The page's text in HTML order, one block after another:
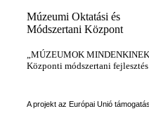
Múzeumi Oktatási és
Módszertani Központ
„MÚZEUMOK
Központi módszertani
A projekt az Európai Unió